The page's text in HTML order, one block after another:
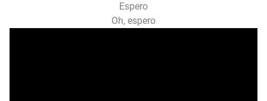
Espero
Oh, espero